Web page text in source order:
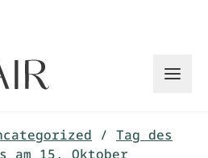
/ Tag des
am 15. Oktober